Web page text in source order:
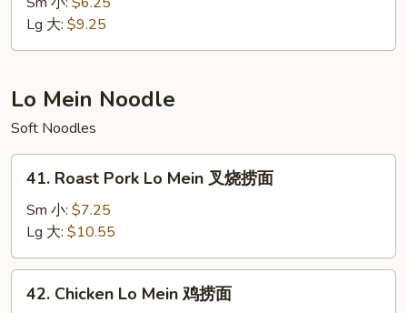
Suey
菜
碎
Lg 大: $9.25
Lo Mein Noodle
Soft Noodles
Roast
Pork
Mein
叉
41. Roast Pork Lo Mein 叉烧捞面
Sm 小: $7.25
Lg 大: $10.55
Chicken
42. Chicken Lo Mein 鸡捞面